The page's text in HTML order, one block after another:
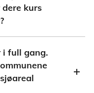
kurs
i full gang.